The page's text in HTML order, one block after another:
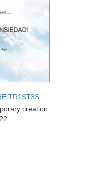
creation